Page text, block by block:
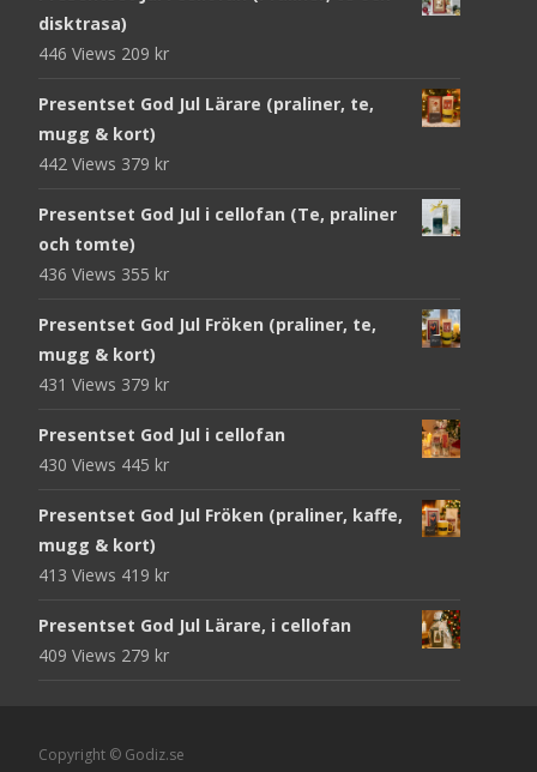
disktrasa)
446 Views 209 kr
Presentset God Jul Lärare (praliner, te,
mugg & kort)
442 Views 379 kr
Presentset God Jul i cellofan (Te, praliner
och tomte)
436 Views 355 kr
Presentset God Jul Fröken (praliner, te,
mugg & kort)
431 Views 379 kr
Presentset God Jul i cellofan
430 Views 445 kr
Presentset God Jul Fröken (praliner, kaffe,
mugg & kort)
413 Views 419 kr
Presentset God Jul Lärare, i cellofan
409 Views 279 kr
Copyright © Godiz.se